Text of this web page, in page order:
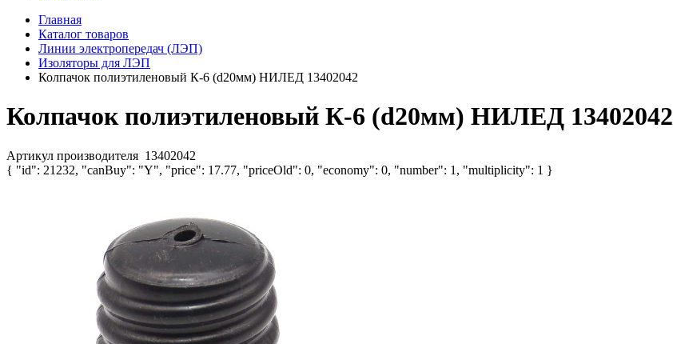
Главная
Каталог товаров
Линии электропередач (ЛЭП)
Изоляторы для ЛЭП
Колпачок полиэтиленовый К-6 (d20мм) НИЛЕД 13402042
Колпачок полиэтиленовый К-6 (d20мм) НИЛЕД 13402042
Артикул производителя 13402042
{ "id": 21232, "canBuy": "Y", "price": 17.77, "priceOld": 0, "economy": 0, "number": 1, "multiplicity": 1 }